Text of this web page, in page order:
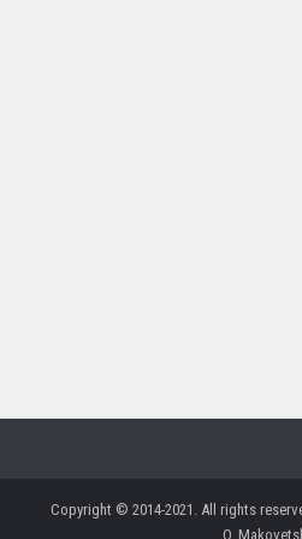
Copyright © 2014-2021. All rights
O.